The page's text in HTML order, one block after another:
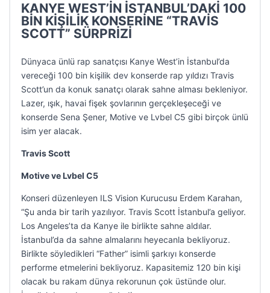
KANYE WEST’İN İSTANBUL’DAKİ 100
BİN KİŞİLİK KONSERİNE “TRAVİS
SCOTT” SÜRPRİZİ
Dünyaca ünlü rap sanatçısı Kanye West’in İstanbul’da
vereceği 100 bin kişilik dev konserde rap yıldızı Travis
Scott’un da konuk sanatçı olarak sahne alması bekleniyor.
Lazer, ışık, havai fişek şovlarının gerçekleşeceği ve
konserde Sena Şener, Motive ve Lvbel C5 gibi birçok ünlü
isim yer alacak.
Travis Scott
Motive ve Lvbel C5
Konseri düzenleyen ILS Vision Kurucusu Erdem Karahan,
“Şu anda bir tarih yazılıyor. Travis Scott İstanbul’a geliyor.
Los Angeles’ta da Kanye ile birlikte sahne aldılar.
İstanbul’da da sahne almalarını heyecanla bekliyoruz.
Birlikte söyledikleri “Father” isimli şarkıyı konserde
performe etmelerini bekliyoruz. Kapasitemiz 120 bin kişi
olacak bu rakam dünya rekorunun çok üstünde olur.